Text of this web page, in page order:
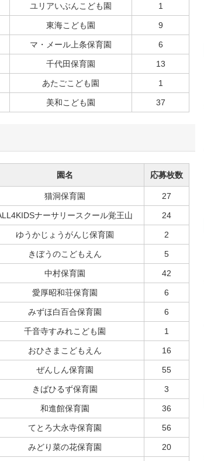
ユリアいぶんこども園 1
東海こども園 9
マ・メール上条保育園 6
千代田保育園 13
あたごこども園 1
美和こども園 37
園名 応募枚数
猫洞保育園 27
ナーサリースクール覚王山 24
ゆうかじょうがんじ保育園 2
きぼうのこどもえん 5
中村保育園 42
愛厚昭和荘保育園 6
みずほ白百合保育園 6
千音寺すみれこども園 1
おひさまこどもえん 16
ぜんしん保育園 55
きばひるず保育園 3
和進館保育園 36
てとろ大永寺保育園 56
みどり菜の花保育園 20